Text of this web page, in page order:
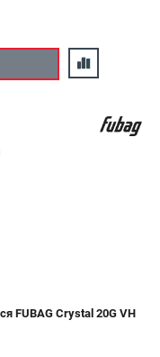
FUBAG Crystal 20G VH